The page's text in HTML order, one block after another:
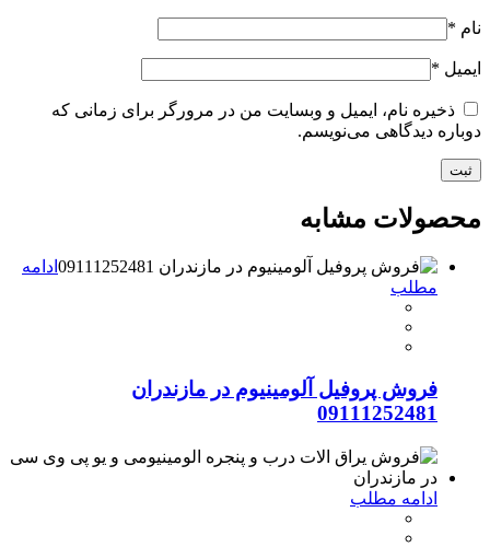
نام *
ایمیل *
ذخیره نام، ایمیل و وبسایت من در مرورگر برای زمانی که
دوباره دیدگاهی می‌نویسم.
محصولات مشابه
ادامه
مطلب
فروش پروفیل آلومینیوم در مازندران
09111252481
ادامه مطلب